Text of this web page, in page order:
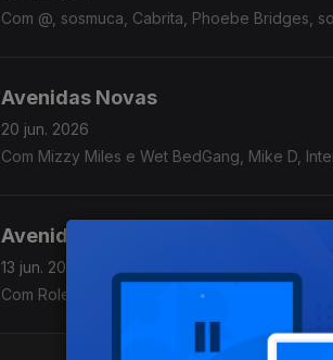
Com @, sosmuca, Cabrita, Phoebe Bridges,
Avenidas Novas
20 jun. 2026
Com Mizzy Miles e Wet BedGang, Mike D,
Avenidas Novas
13 jun. 2026
Com Role Model, Modest Mouse, Stephen